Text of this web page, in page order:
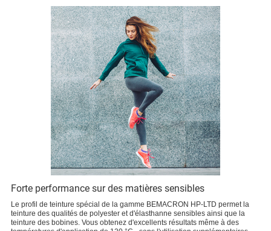
Forte performance sur des matières sensibles
Le profil de teinture spécial de la gamme BEMACRON HP-LTD permet la
teinture des qualités de polyester et d'élasthanne sensibles ainsi que la
teinture des bobines. Vous obtenez d'excellents résultats même à des